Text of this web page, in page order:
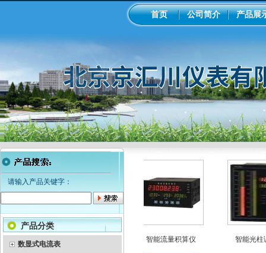
首页 公司简介 产品展
请输入产品关键字：
产品分类
数显式电流表
检仪 彩色无纸记录仪 智能流量积算仪 智能光柱调